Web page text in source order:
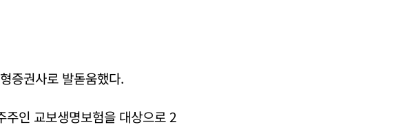
증권사로 발돋움했다.
인 교보생명보험을 대상으로 2